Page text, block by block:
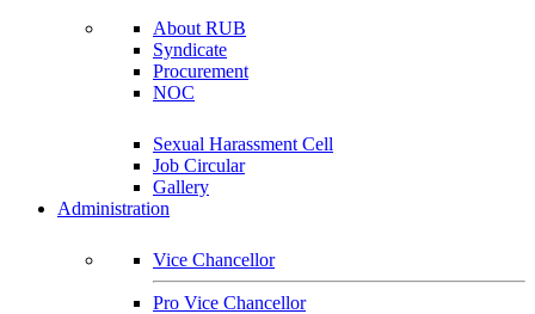
About RUB
Syndicate
Procurement
NOC
Sexual Harassment Cell
Job Circular
Gallery
Administration
Vice Chancellor
Pro Vice Chancellor